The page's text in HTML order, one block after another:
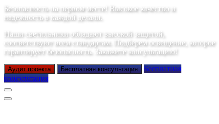
Безопасность на первом месте! Высокое качество и
надежность в каждой делали.
Наши светильники обладают высокой защитой,
соответствуют всем стандартам. Подберем освещение, которое
гарантирует безопасность. Закажите консультацию!
Аудит проекта Бесплатная консультация
Бесплатная
консультация